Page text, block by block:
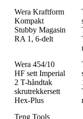
Wera Kraftform
Kompakt
Stubby Magasin
RA 1, 6-delt
Wera 454/10
HF sett Imperial
2 T-håndtak
skrutrekkersett
Hex-Plus
Teng Tools